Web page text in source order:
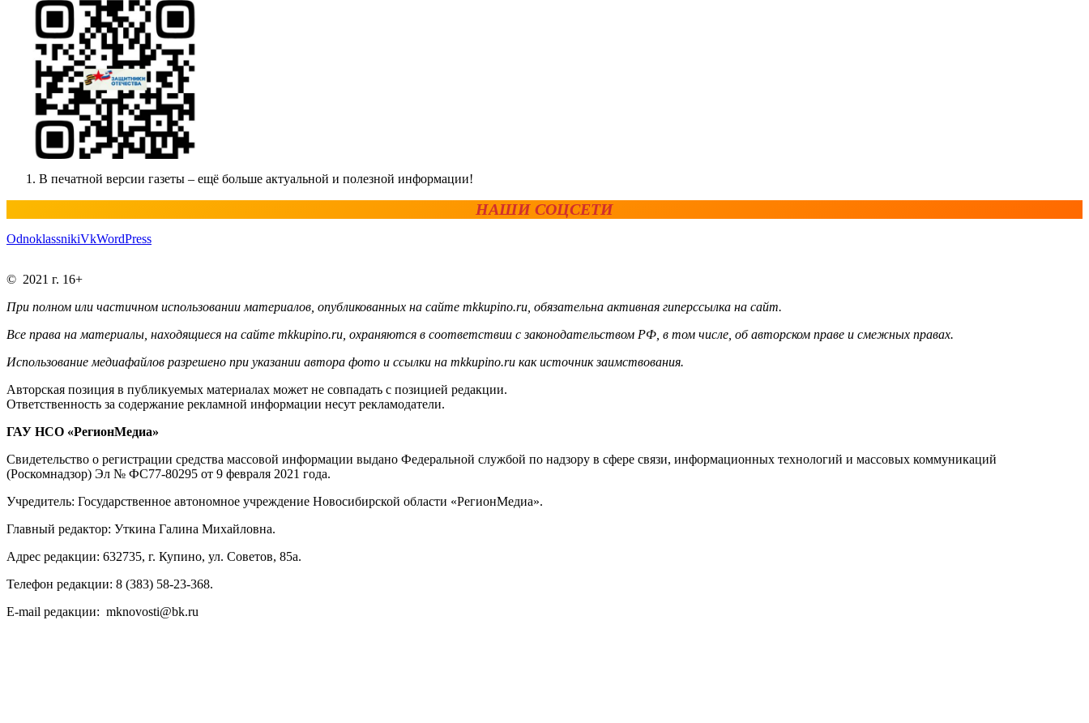
В печатной версии газеты – ещё больше актуальной и полезной информации!
НАШИ СОЦСЕТИ
OdnoklassnikiVkWordPress
© 2021 г. 16+
При полном или частичном использовании материалов, опубликованных на сайте mkkupino.ru, обязательна активная гиперссылка на сайт.
Все права на материалы, находящиеся на сайте mkkupino.ru, охраняются в соответствии с законодательством РФ, в том числе, об авторском праве и смежных правах.
Использование медиафайлов разрешено при указании автора фото и ссылки на mkkupino.ru как источник заимствования.
Авторская позиция в публикуемых материалах может не совпадать с позицией редакции.
Ответственность за содержание рекламной информации несут рекламодатели.
ГАУ НСО «РегионМедиа»
Свидетельство о регистрации средства массовой информации выдано Федеральной службой по надзору в сфере связи, информационных технологий и массовых коммуникаций
(Роскомнадзор) Эл № ФС77-80295 от 9 февраля 2021 года.
Учредитель: Государственное автономное учреждение Новосибирской области «РегионМедиа».
Главный редактор: Уткина Галина Михайловна.
Адрес редакции: 632735, г. Купино, ул. Советов, 85а.
Телефон редакции: 8 (383) 58-23-368.
E-mail редакции: mknovosti@bk.ru